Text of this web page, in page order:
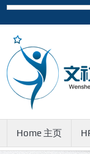
Home 主页